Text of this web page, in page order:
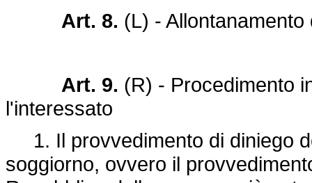
Art. 8. (L) - Allontanamento
Art. 9. (R) - Procedimento
l'interessato
1. Il provvedimento di diniego
soggiorno, ovvero il